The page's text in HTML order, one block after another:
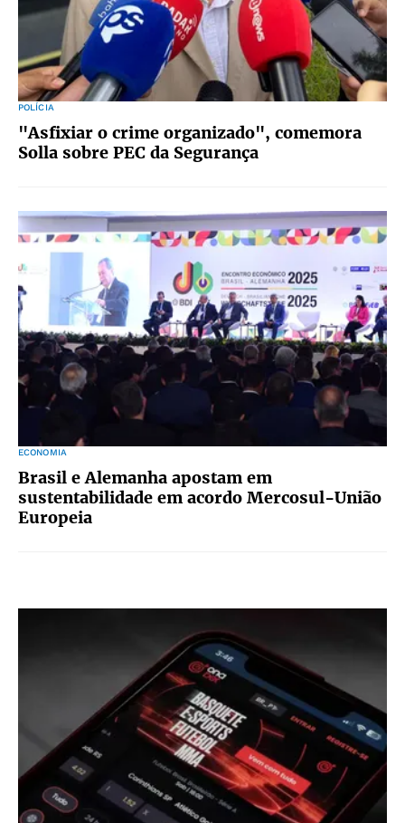
POLÍCIA
"Asfixiar o crime organizado", comemora
Solla sobre PEC da Segurança
ECONOMIA
Brasil e Alemanha apostam em
sustentabilidade em acordo Mercosul-União
Europeia